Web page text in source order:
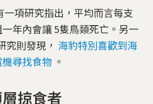
一項研究指出，平均而言每支
年內會讓 5隻鳥類死亡。另一
究則發現， 海豹特別喜歡到海
尋找食物 。
掠食者